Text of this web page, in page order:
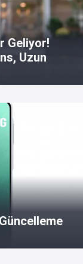
Geliyor!
Uzun